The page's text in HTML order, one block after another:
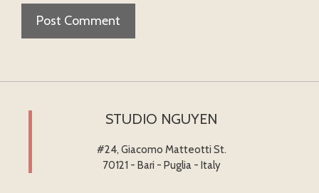
STUDIO NGUYEN
#24, Giacomo Matteotti St.
70121 - Bari - Puglia - Italy